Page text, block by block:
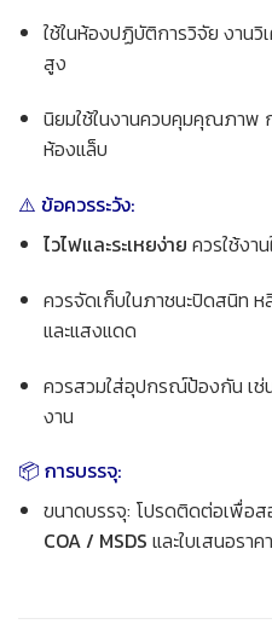
ใช้ในห้องปฏิบัติการวิจัย งานวิ
สูง
นิยมใช้ในงานควบคุมคุณภาพ ก
ห้องแล็บ
⚠️ ข้อควรระวัง:
ไวไฟและระเหยง่าย ควรใช้งา
ควรจัดเก็บในภาชนะปิดสนิท
และแสงแดด
ควรสวมใส่อุปกรณ์ป้องกัน เช่
งาน
📦 การบรรจุ:
ขนาดบรรจุ: โปรดติดต่อเพื่อส
COA / MSDS และใบเสนอราคา